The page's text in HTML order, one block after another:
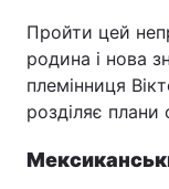
Пройти цей
родина і нова
племінниця
розділяє плани